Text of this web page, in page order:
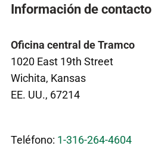
Información de contacto
Oficina central de Tramco
1020 East 19th Street
Wichita, Kansas
EE. UU., 67214
Teléfono: 1-316-264-4604